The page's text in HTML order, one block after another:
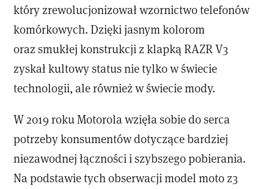
który zrewolucjonizował wzornictwo telefonów
komórkowych. Dzięki jasnym kolorom
oraz smukłej konstrukcji z klapką RAZR V3
zyskał kultowy status nie tylko w świecie
technologii, ale również w świecie mody.
W 2019 roku Motorola wzięła sobie do serca
potrzeby konsumentów dotyczące bardziej
niezawodnej łączności i szybszego pobierania.
Na podstawie tych obserwacji model moto z3